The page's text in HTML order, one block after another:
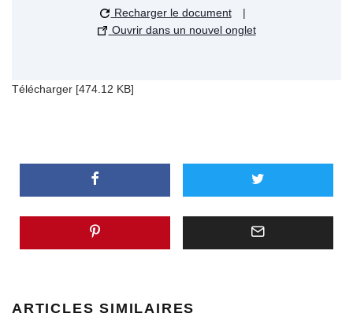
Recharger le document
|
Ouvrir dans un nouvel onglet
Télécharger [474.12 KB]
ARTICLES SIMILAIRES